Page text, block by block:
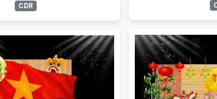
CDR